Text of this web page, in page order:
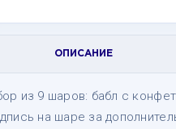
ОПИСАНИЕ
из 9 шаров: бабл с
на шаре за